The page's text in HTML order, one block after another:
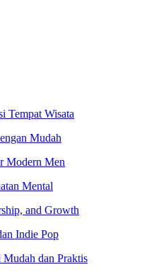
Tempat Wisata
Mudah
Modern Men
Mental
and Growth
Indie Pop
dan Praktis